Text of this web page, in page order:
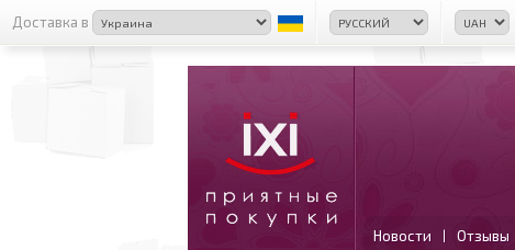
Доставка в
Новости | Отзывы